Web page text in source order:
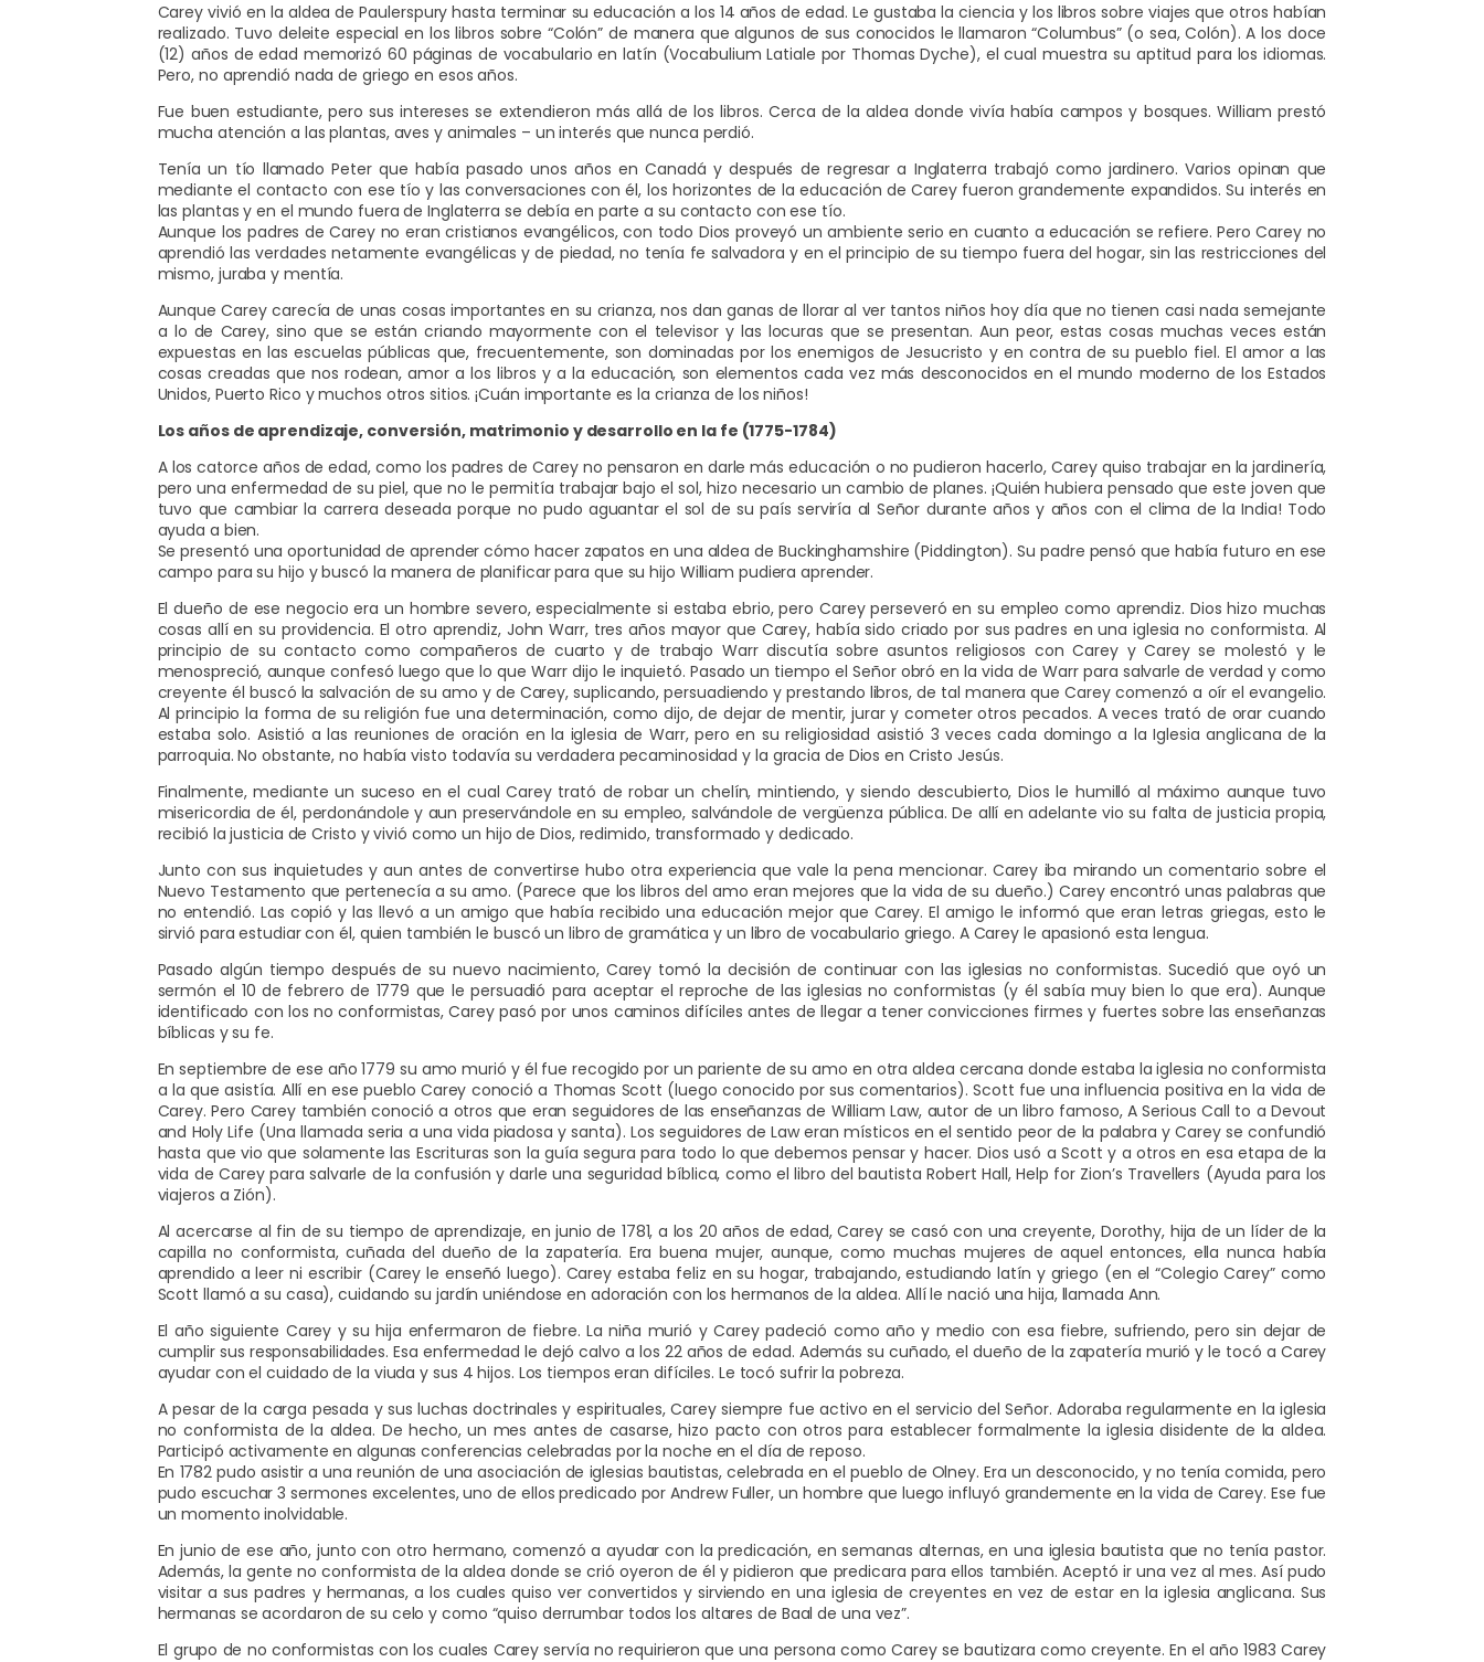
Carey vivió en la aldea de Paulerspury hasta terminar su educación a los 14 años de edad. Le gustaba la ciencia y los libros sobre viajes que otros habían
realizado. Tuvo deleite especial en los libros sobre “Colón” de manera que algunos de sus conocidos le llamaron “Columbus” (o sea, Colón). A los doce
(12) años de edad memorizó 60 páginas de vocabulario en latín (Vocabulium Latiale por Thomas Dyche), el cual muestra su aptitud para los idiomas.
Pero, no aprendió nada de griego en esos años.
Fue buen estudiante, pero sus intereses se extendieron más allá de los libros. Cerca de la aldea donde vivía había campos y bosques. William prestó
mucha atención a las plantas, aves y animales – un interés que nunca perdió.
Tenía un tío llamado Peter que había pasado unos años en Canadá y después de regresar a Inglaterra trabajó como jardinero. Varios opinan que
mediante el contacto con ese tío y las conversaciones con él, los horizontes de la educación de Carey fueron grandemente expandidos. Su interés en
las plantas y en el mundo fuera de Inglaterra se debía en parte a su contacto con ese tío.
Aunque los padres de Carey no eran cristianos evangélicos, con todo Dios proveyó un ambiente serio en cuanto a educación se refiere. Pero Carey no
aprendió las verdades netamente evangélicas y de piedad, no tenía fe salvadora y en el principio de su tiempo fuera del hogar, sin las restricciones del
mismo, juraba y mentía.
Aunque Carey carecía de unas cosas importantes en su crianza, nos dan ganas de llorar al ver tantos niños hoy día que no tienen casi nada semejante
a lo de Carey, sino que se están criando mayormente con el televisor y las locuras que se presentan. Aun peor, estas cosas muchas veces están
expuestas en las escuelas públicas que, frecuentemente, son dominadas por los enemigos de Jesucristo y en contra de su pueblo fiel. El amor a las
cosas creadas que nos rodean, amor a los libros y a la educación, son elementos cada vez más desconocidos en el mundo moderno de los Estados
Unidos, Puerto Rico y muchos otros sitios. ¡Cuán importante es la crianza de los niños!
Los años de aprendizaje, conversión, matrimonio y desarrollo en la fe (1775-1784)
A los catorce años de edad, como los padres de Carey no pensaron en darle más educación o no pudieron hacerlo, Carey quiso trabajar en la jardinería,
pero una enfermedad de su piel, que no le permitía trabajar bajo el sol, hizo necesario un cambio de planes. ¡Quién hubiera pensado que este joven que
tuvo que cambiar la carrera deseada porque no pudo aguantar el sol de su país serviría al Señor durante años y años con el clima de la India! Todo
ayuda a bien.
Se presentó una oportunidad de aprender cómo hacer zapatos en una aldea de Buckinghamshire (Piddington). Su padre pensó que había futuro en ese
campo para su hijo y buscó la manera de planificar para que su hijo William pudiera aprender.
El dueño de ese negocio era un hombre severo, especialmente si estaba ebrio, pero Carey perseveró en su empleo como aprendiz. Dios hizo muchas
cosas allí en su providencia. El otro aprendiz, John Warr, tres años mayor que Carey, había sido criado por sus padres en una iglesia no conformista. Al
principio de su contacto como compañeros de cuarto y de trabajo Warr discutía sobre asuntos religiosos con Carey y Carey se molestó y le
menospreció, aunque confesó luego que lo que Warr dijo le inquietó. Pasado un tiempo el Señor obró en la vida de Warr para salvarle de verdad y como
creyente él buscó la salvación de su amo y de Carey, suplicando, persuadiendo y prestando libros, de tal manera que Carey comenzó a oír el evangelio.
Al principio la forma de su religión fue una determinación, como dijo, de dejar de mentir, jurar y cometer otros pecados. A veces trató de orar cuando
estaba solo. Asistió a las reuniones de oración en la iglesia de Warr, pero en su religiosidad asistió 3 veces cada domingo a la Iglesia anglicana de la
parroquia. No obstante, no había visto todavía su verdadera pecaminosidad y la gracia de Dios en Cristo Jesús.
Finalmente, mediante un suceso en el cual Carey trató de robar un chelín, mintiendo, y siendo descubierto, Dios le humilló al máximo aunque tuvo
misericordia de él, perdonándole y aun preservándole en su empleo, salvándole de vergüenza pública. De allí en adelante vio su falta de justicia propia,
recibió la justicia de Cristo y vivió como un hijo de Dios, redimido, transformado y dedicado.
Junto con sus inquietudes y aun antes de convertirse hubo otra experiencia que vale la pena mencionar. Carey iba mirando un comentario sobre el
Nuevo Testamento que pertenecía a su amo. (Parece que los libros del amo eran mejores que la vida de su dueño.) Carey encontró unas palabras que
no entendió. Las copió y las llevó a un amigo que había recibido una educación mejor que Carey. El amigo le informó que eran letras griegas, esto le
sirvió para estudiar con él, quien también le buscó un libro de gramática y un libro de vocabulario griego. A Carey le apasionó esta lengua.
Pasado algún tiempo después de su nuevo nacimiento, Carey tomó la decisión de continuar con las iglesias no conformistas. Sucedió que oyó un
sermón el 10 de febrero de 1779 que le persuadió para aceptar el reproche de las iglesias no conformistas (y él sabía muy bien lo que era). Aunque
identificado con los no conformistas, Carey pasó por unos caminos difíciles antes de llegar a tener convicciones firmes y fuertes sobre las enseñanzas
bíblicas y su fe.
En septiembre de ese año 1779 su amo murió y él fue recogido por un pariente de su amo en otra aldea cercana donde estaba la iglesia no conformista
a la que asistía. Allí en ese pueblo Carey conoció a Thomas Scott (luego conocido por sus comentarios). Scott fue una influencia positiva en la vida de
Carey. Pero Carey también conoció a otros que eran seguidores de las enseñanzas de William Law, autor de un libro famoso, A Serious Call to a Devout
and Holy Life (Una llamada seria a una vida piadosa y santa). Los seguidores de Law eran místicos en el sentido peor de la palabra y Carey se confundió
hasta que vio que solamente las Escrituras son la guía segura para todo lo que debemos pensar y hacer. Dios usó a Scott y a otros en esa etapa de la
vida de Carey para salvarle de la confusión y darle una seguridad bíblica, como el libro del bautista Robert Hall, Help for Zion’s Travellers (Ayuda para los
viajeros a Zión).
Al acercarse al fin de su tiempo de aprendizaje, en junio de 1781, a los 20 años de edad, Carey se casó con una creyente, Dorothy, hija de un líder de la
capilla no conformista, cuñada del dueño de la zapatería. Era buena mujer, aunque, como muchas mujeres de aquel entonces, ella nunca había
aprendido a leer ni escribir (Carey le enseñó luego). Carey estaba feliz en su hogar, trabajando, estudiando latín y griego (en el “Colegio Carey” como
Scott llamó a su casa), cuidando su jardín uniéndose en adoración con los hermanos de la aldea. Allí le nació una hija, llamada Ann.
El año siguiente Carey y su hija enfermaron de fiebre. La niña murió y Carey padeció como año y medio con esa fiebre, sufriendo, pero sin dejar de
cumplir sus responsabilidades. Esa enfermedad le dejó calvo a los 22 años de edad. Además su cuñado, el dueño de la zapatería murió y le tocó a Carey
ayudar con el cuidado de la viuda y sus 4 hijos. Los tiempos eran difíciles. Le tocó sufrir la pobreza.
A pesar de la carga pesada y sus luchas doctrinales y espirituales, Carey siempre fue activo en el servicio del Señor. Adoraba regularmente en la iglesia
no conformista de la aldea. De hecho, un mes antes de casarse, hizo pacto con otros para establecer formalmente la iglesia disidente de la aldea.
Participó activamente en algunas conferencias celebradas por la noche en el día de reposo.
En 1782 pudo asistir a una reunión de una asociación de iglesias bautistas, celebrada en el pueblo de Olney. Era un desconocido, y no tenía comida, pero
pudo escuchar 3 sermones excelentes, uno de ellos predicado por Andrew Fuller, un hombre que luego influyó grandemente en la vida de Carey. Ese fue
un momento inolvidable.
En junio de ese año, junto con otro hermano, comenzó a ayudar con la predicación, en semanas alternas, en una iglesia bautista que no tenía pastor.
Además, la gente no conformista de la aldea donde se crió oyeron de él y pidieron que predicara para ellos también. Aceptó ir una vez al mes. Así pudo
visitar a sus padres y hermanas, a los cuales quiso ver convertidos y sirviendo en una iglesia de creyentes en vez de estar en la iglesia anglicana. Sus
hermanas se acordaron de su celo y como “quiso derrumbar todos los altares de Baal de una vez”.
El grupo de no conformistas con los cuales Carey servía no requirieron que una persona como Carey se bautizara como creyente. En el año 1983 Carey